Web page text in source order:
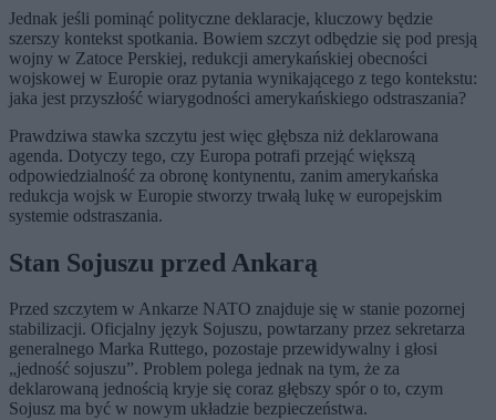
Jednak jeśli pominąć polityczne deklaracje, kluczowy będzie
szerszy kontekst spotkania. Bowiem szczyt odbędzie się pod presją
wojny w Zatoce Perskiej, redukcji amerykańskiej obecności
wojskowej w Europie oraz pytania wynikającego z tego kontekstu:
jaka jest przyszłość wiarygodności amerykańskiego odstraszania?
Prawdziwa stawka szczytu jest więc głębsza niż deklarowana
agenda. Dotyczy tego, czy Europa potrafi przejąć większą
odpowiedzialność za obronę kontynentu, zanim amerykańska
redukcja wojsk w Europie stworzy trwałą lukę w europejskim
systemie odstraszania.
Stan Sojuszu przed Ankarą
Przed szczytem w Ankarze NATO znajduje się w stanie pozornej
stabilizacji. Oficjalny język Sojuszu, powtarzany przez sekretarza
generalnego Marka Ruttego, pozostaje przewidywalny i głosi
„jedność sojuszu”. Problem polega jednak na tym, że za
deklarowaną jednością kryje się coraz głębszy spór o to, czym
Sojusz ma być w nowym układzie bezpieczeństwa.